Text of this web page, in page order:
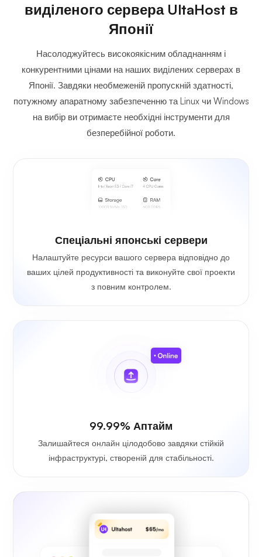
виділеного сервера UltaHost в
Японії
Насолоджуйтесь високоякісним обладнанням і
конкурентними цінами на наших виділених серверах в
Японії. Завдяки необмеженій пропускній здатності,
потужному апаратному забезпеченню та Linux чи Windows
на вибір ви отримаєте необхідні інструменти для
безперебійної роботи.
Спеціальні японські сервери
Налаштуйте ресурси вашого сервера відповідно до
ваших цілей продуктивності та виконуйте свої проекти
з повним контролем.
99.99% Аптайм
Залишайтеся онлайн цілодобово завдяки стійкій
інфраструктурі, створеній для стабільності.